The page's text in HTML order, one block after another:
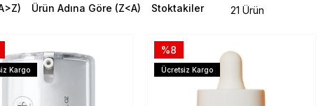
Ürün Adına Göre (Z<A) Stoktakiler 21 Ürün
Kargo
%8
Ücretsiz Kargo